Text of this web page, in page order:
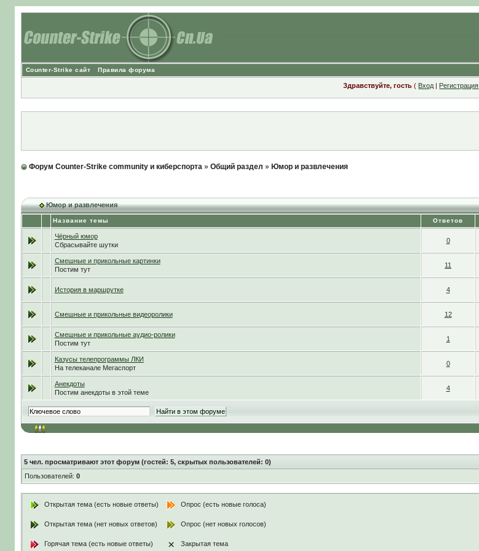
Counter-Strike сайт Правила форума
Здравствуйте, гость ( Вход | Регистрация
Форум Counter-Strike community и киберспорта» Общий раздел » Юмор и развлечения
Юмор и развлечения
Название темы Ответов
Чёрный юмор
Сбрасывайте шутки
0
Смешные и прикольные картинки
Постим тут
11
История в маршрутке 4
Смешные и прикольные видеоролики 12
Смешные и прикольные аудио-ролики
Постим тут
1
Казусы телепрограммы ЛКИ
На телеканале Мегаспорт
0
Анекдоты
Постим анекдоты в этой теме
4
5чел. просматривают этот форум (гостей: 5, скрытых пользователей: 0)
Пользователей: 0
Открытая тема (есть новые ответы)
Открытая тема (нет новых ответов)
Горячая тема (есть новые ответы)
Опрос (есть новые голоса)
Опрос (нет новых голосов)
Закрытая тема